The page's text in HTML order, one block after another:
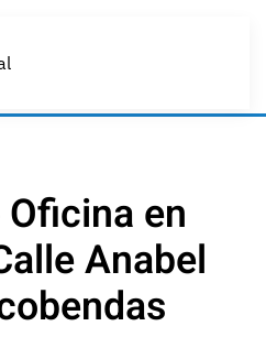
en
Anabel